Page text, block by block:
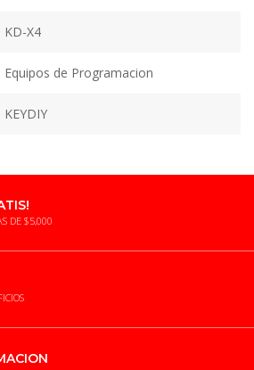
KD-X4
Equipos de Programacion
KEYDIY
DE $5,000